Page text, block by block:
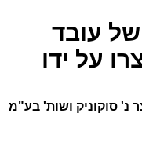
של עובד
על ידו
16509-11-13 עודד נצר נ' סוקוניק ושות' בע"מ